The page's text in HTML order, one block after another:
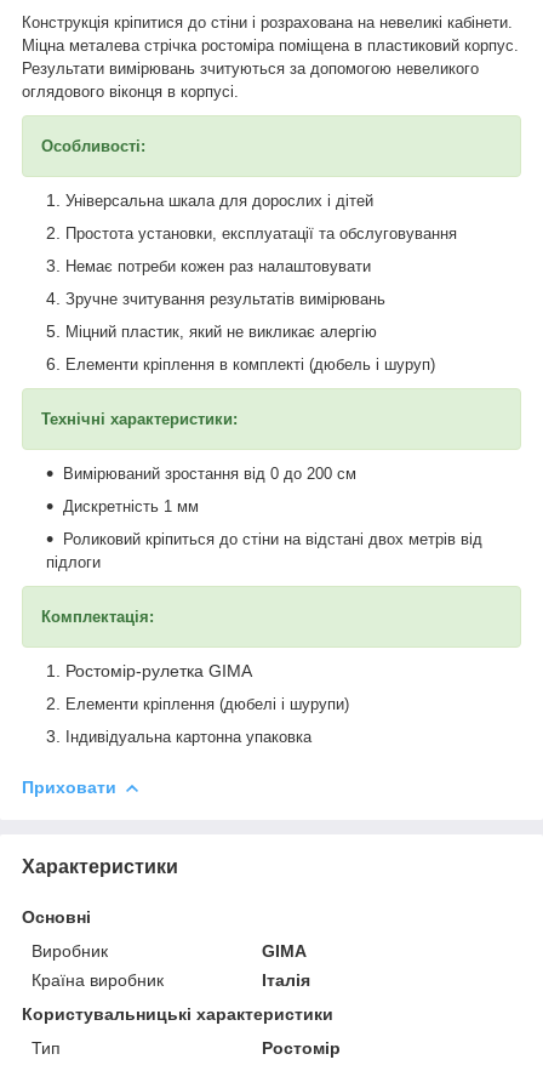
Конструкція кріпитися до стіни і розрахована на невеликі кабінети.
Міцна металева стрічка ростоміра поміщена в пластиковий корпус.
Результати вимірювань зчитуються за допомогою невеликого
оглядового віконця в корпусі.
Особливості:
Універсальна шкала для дорослих і дітей
Простота установки, експлуатації та обслуговування
Немає потреби кожен раз налаштовувати
Зручне зчитування результатів вимірювань
Міцний пластик, який не викликає алергію
Елементи кріплення в комплекті (дюбель і шуруп)
Технічні характеристики:
Вимірюваний зростання від 0 до 200 см
Дискретність 1 мм
Роликовий кріпиться до стіни на відстані двох метрів від
підлоги
Комплектація:
Ростомір-рулетка GIMA
Елементи кріплення (дюбелі і шурупи)
Індивідуальна картонна упаковка
Приховати
Характеристики
Основні
Виробник
GIMA
Країна виробник
Італія
Користувальницькі характеристики
Тип
Ростомір